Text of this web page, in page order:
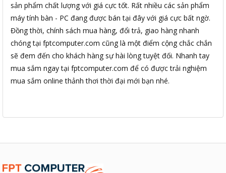
sản phẩm chất lượng với giá cực tốt. Rất nhiều các sản phẩm
máy tính bàn - PC đang được bán tại đây với giá cực bất ngờ.
Đồng thời, chính sách mua hàng, đổi trả, giao hàng nhanh
chóng tại fptcomputer.com cũng là một điểm cộng chắc chắn
sẽ đem đến cho khách hàng sự hài lòng tuyệt đối. Nhanh tay
mua sắm ngay tại fptcomputer.com để có được trải nghiệm
mua sắm online thảnh thơi thời đại mới bạn nhé.